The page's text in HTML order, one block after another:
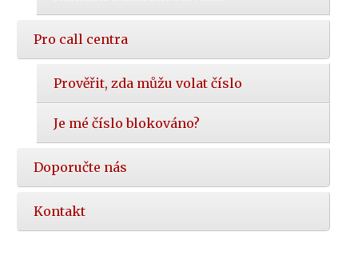
Pro call centra
Prověřit, zda můžu volat číslo
Je mé číslo blokováno?
Doporučte nás
Kontakt